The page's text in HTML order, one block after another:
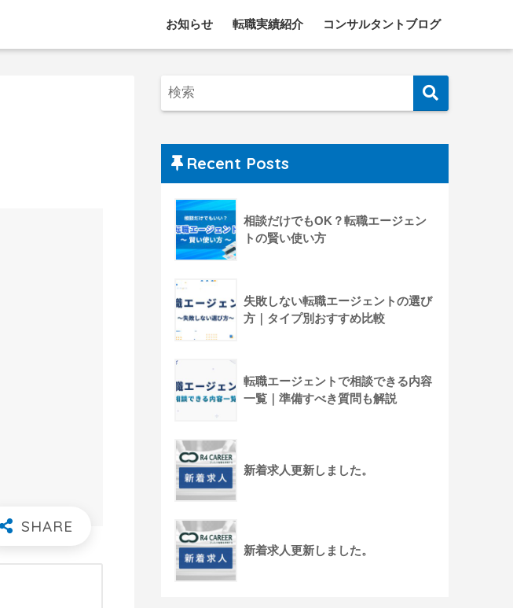
お知らせ 転職実績紹介 コンサルタントブログ
Recent Posts
相談だけでもOK？転職エージェン
トの賢い使い方
失敗しない転職エージェントの選び
方｜タイプ別おすすめ比較
転職エージェントで相談できる内容
一覧｜準備すべき質問も解説
新着求人更新しました。
新着求人更新しました。